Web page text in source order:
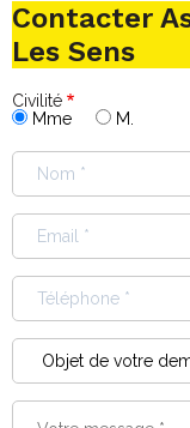
Contacter
Les Sens
Civilité
Mme
M.